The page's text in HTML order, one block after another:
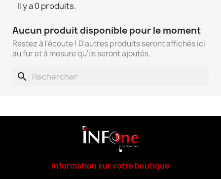
Il y a 0 produits.
Aucun produit disponible pour le moment
Restez à l'écoute ! D'autres produits seront affichés ici
au fur et à mesure qu'ils seront ajoutés.
search
Information sur votre boutique